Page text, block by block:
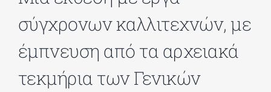
ΔΙΔΑΚΤΟΡΙΚΑ
ΕΚΠΑΙΔΕΥΤΙΚΑ ΙΔΡΥΜΑΤΑ
σύγχρονων καλλιτεχνών, με
έμπνευση από τα αρχειακά
τεκμήρια των Γενικών